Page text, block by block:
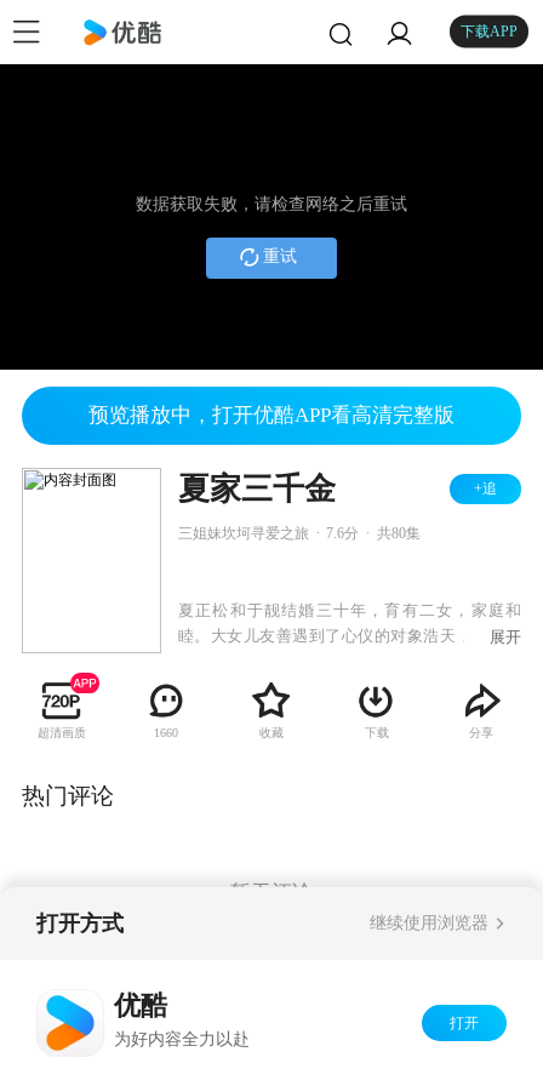
下载APP
数据获取失败，请检查网络之后重试
重试
预览播放中，打开优酷APP看高清完整版
夏家三千金 +追
三姐妹坎坷寻爱之旅 7.6分 共80集
夏正松和于靓结婚三十年，育有二女，家庭和
睦。大女儿友善遇到了心仪的对象浩天，但对方
入他人情感关系，而友善却希望有追求真爱的自
由，父女之间产生冲突。与此同时，小女儿天美
的爱情也遭遇到困境。身为父亲的正松一边抚慰
展开
超清画质 1660 收藏 下载 分享
热门评论
暂无评论
打开方式 继续使用浏览器
优酷
为好内容全力以赴
打开